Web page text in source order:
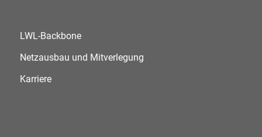
LWL-Backbone
Netzausbau und Mitverlegung
Karriere